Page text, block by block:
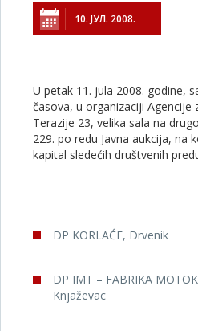
10. ЈУЛ. 2008.
U petak 11. jula 2008. godine,
časova, u organizaciji Agencije
Terazije 23, velika sala na
229. po redu Javna aukcija, na
kapital sledećih društvenih
DP KORLAĆE, Drvenik
DP IMT – FABRIKA
Knjaževac